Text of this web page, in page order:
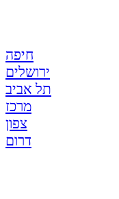
חיפה
ירושלים
תל אביב
מרכז
צפון
דרום